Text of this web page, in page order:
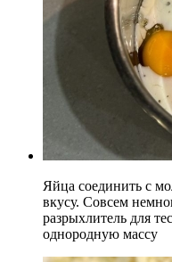
Яйца соединить с
вкусу. Совсем
разрыхлитель для
однородную массу